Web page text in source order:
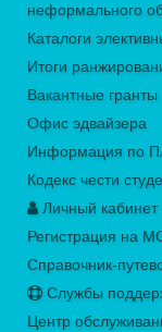
неформального
Каталоги
Итоги
Вакантные гранты
Офис эдвайзера
Информация по
Кодекс чести
Личный кабинет
Регистрация на
Справочник-
Службы
Центр